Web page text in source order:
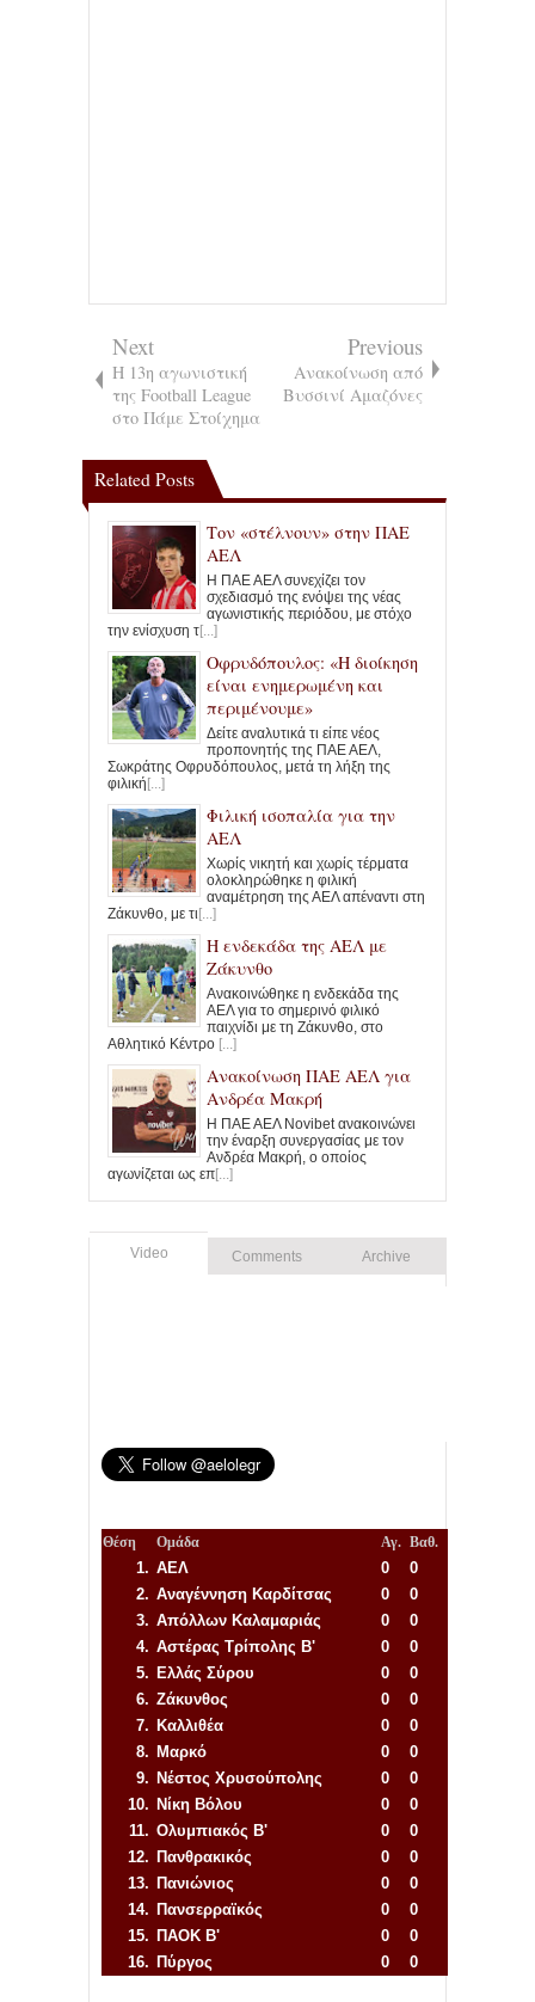
Next
Η 13η αγωνιστική
της Football League
στο Πάμε Στοίχημα
Previous
Ανακοίνωση από
Βυσσινί Αμαζόνες
Related Posts
Τον «στέλνουν» στην ΠΑΕ
ΑΕΛ
Η ΠΑΕ ΑΕΛ συνεχίζει τον
σχεδιασμό της ενόψει της νέας
αγωνιστικής περιόδου, με στόχο
την ενίσχυση τ[...]
Οφρυδόπουλος: «Η διοίκηση
είναι ενημερωμένη και
περιμένουμε»
Δείτε αναλυτικά τι είπε νέος
προπονητής της ΠΑΕ ΑΕΛ,
Σωκράτης Οφρυδόπουλος, μετά τη λήξη της
φιλική [...]
Φιλική ισοπαλία για την
ΑΕΛ
Χωρίς νικητή και χωρίς τέρματα
ολοκληρώθηκε η φιλική
αναμέτρηση της ΑΕΛ απέναντι στη
Ζάκυνθο, με τι [...]
Η ενδεκάδα της ΑΕΛ με
Ζάκυνθο
Ανακοινώθηκε η ενδεκάδα της
ΑΕΛ για το σημερινό φιλικό
παιχνίδι με τη Ζάκυνθο, στο
Αθλητικό Κέντρο [...]
Ανακοίνωση ΠΑΕ ΑΕΛ για
Ανδρέα Μακρή
Η ΠΑΕ ΑΕΛ Novibet ανακοινώνει
την έναρξη συνεργασίας με τον
Ανδρέα Μακρή, ο οποίος
αγωνίζεται ως επ[...]
Video Comments Archive
Θέση Ομάδα Αγ. Βαθ.
1. ΑΕΛ 0
0
2. Αναγέννηση Καρδίτσας 0
0
3. Απόλλων Καλαμαριάς 0
0
4. Αστέρας Τρίπολης Β' 0
0
5. Ελλάς Σύρου 0
0
6. Ζάκυνθος 0
0
7. Καλλιθέα 0
0
8. Μαρκό 0
0
9. Νέστος Χρυσούπολης 0
0
10. Νίκη Βόλου 0
0
11. Ολυμπιακός Β' 0
0
12. Πανθρακικός 0
0
13. Πανιώνιος 0
0
14. Πανσερραϊκός 0
0
15. ΠΑΟΚ Β' 0
0
16. Πύργος 0
0